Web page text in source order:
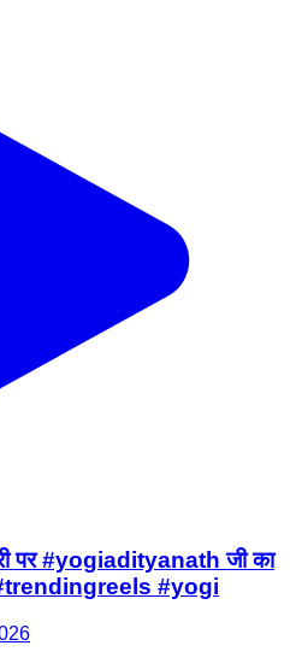
पर #yogiadityanath जी का
#yogi